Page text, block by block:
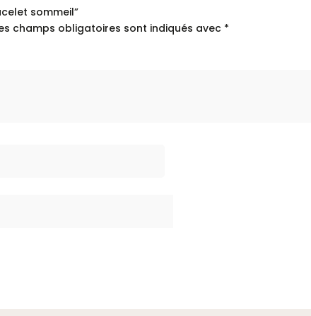
sommeil”
champs obligatoires sont indiqués avec *